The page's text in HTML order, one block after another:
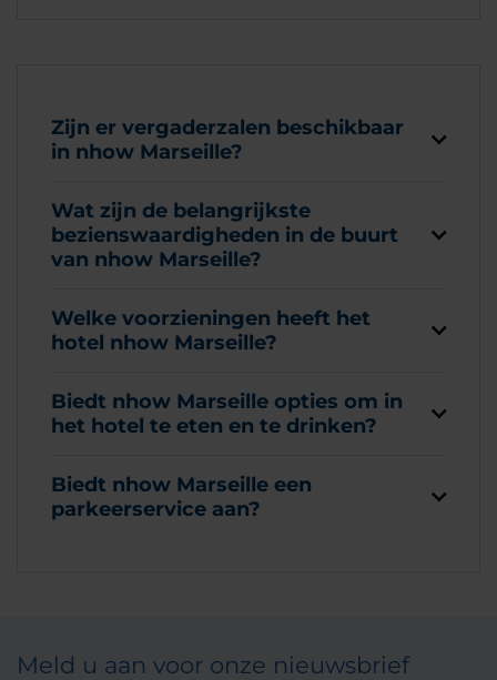
Zijn er vergaderzalen beschikbaar
in nhow Marseille?
Wat zijn de belangrijkste
bezienswaardigheden in de buurt
van nhow Marseille?
Welke voorzieningen heeft het
hotel nhow Marseille?
Biedt nhow Marseille opties om in
het hotel te eten en te drinken?
Biedt nhow Marseille een
parkeerservice aan?
Meld u aan voor onze nieuwsbrief